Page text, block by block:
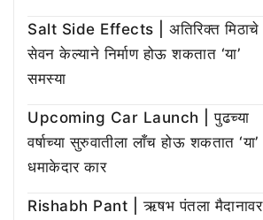
Salt Side Effects | अतिरिक्त मिठाचे
सेवन केल्याने निर्माण होऊ शकतात ‘या’
समस्या
Upcoming Car Launch | पुढच्या
वर्षाच्या सुरुवातीला लाँच होऊ शकतात ‘या’
धमाकेदार कार
Rishabh Pant | ऋषभ पंतला मैदानावर